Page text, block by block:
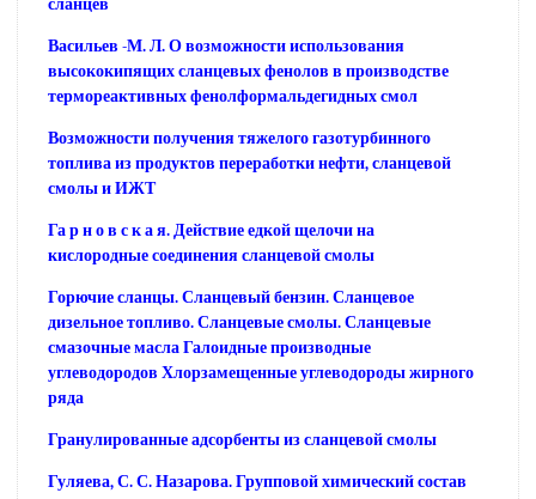
Васильев -М. Л. О возможности использования
высококипящих сланцевых фенолов в производстве
термореактивных фенолформальдегидных смол
Возможности получения тяжелого газотурбинного
топлива из продуктов переработки нефти, сланцевой
смолы и ИЖТ
Га р н о в с к а я. Действие едкой щелочи на
кислородные соединения сланцевой смолы
Горючие сланцы. Сланцевый бензин. Сланцевое
дизельное топливо. Сланцевые смолы. Сланцевые
смазочные масла Галоидные производные
углеводородов Хлорзамещенные углеводороды жирного
ряда
Гранулированные адсорбенты из сланцевой смолы
Гуляева, С. С. Назарова. Групповой химический состав